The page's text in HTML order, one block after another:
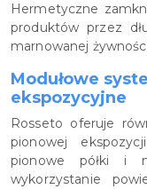
Hermetyczne
produktów przez
marnowanej
Modułowe
ekspozycyjne
Rosseto oferuje
pionowej
pionowe półki i
wykorzystanie